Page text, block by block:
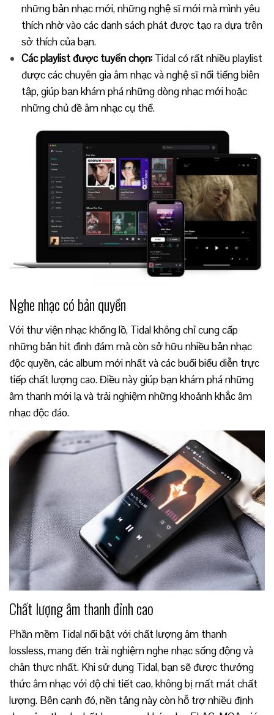
những bản nhạc mới, những nghệ sĩ mới mà mình yêu
thích nhờ vào các danh sách phát được tạo ra dựa trên
sở thích của bạn.
Các playlist được tuyển chọn: Tidal có rất nhiều playlist
được các chuyên gia âm nhạc và nghệ sĩ nổi tiếng biên
tập, giúp bạn khám phá những dòng nhạc mới hoặc
những chủ đề âm nhạc cụ thể.
Nghe nhạc có bản quyền
Với thư viện nhạc khổng lồ, Tidal không chỉ cung cấp
những bản hit đình đám mà còn sở hữu nhiều bản nhạc
độc quyền, các album mới nhất và các buổi biểu diễn trực
tiếp chất lượng cao. Điều này giúp bạn khám phá những
âm thanh mới lạ và trải nghiệm những khoảnh khắc âm
nhạc độc đáo.
Chất lượng âm thanh đỉnh cao
Phần mềm Tidal nổi bật với chất lượng âm thanh
lossless, mang đến trải nghiệm nghe nhạc sống động và
chân thực nhất. Khi sử dụng Tidal, bạn sẽ được thưởng
thức âm nhạc với độ chi tiết cao, không bị mất mát chất
lượng. Bên cạnh đó, nền tảng này còn hỗ trợ nhiều định